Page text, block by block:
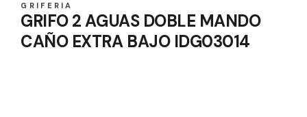
GRIFERIA
GRIFO 2 AGUAS DOBLE MANDO
CAÑO EXTRA BAJO IDG03014